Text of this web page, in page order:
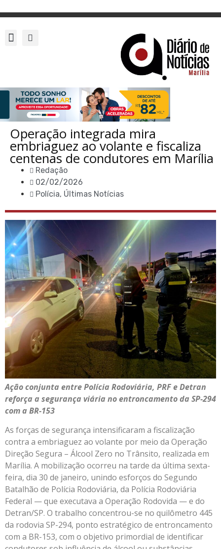
Operação integrada mira
embriaguez ao volante e fiscaliza
centenas de condutores em Marília
Redação
02/02/2026
Polícia, Últimas Notícias
Ação conjunta entre Polícia Rodoviária, PRF e Detran
reforça a segurança viária no entroncamento da SP-294
com a BR-153
As forças de segurança intensificaram a fiscalização
contra a embriaguez ao volante por meio da Operação
Direção Segura – Álcool Zero no Trânsito, realizada em
Marília. A mobilização ocorreu na tarde da última sexta-
feira, dia 30 de janeiro, unindo esforços do Segundo
Batalhão de Polícia Rodoviária, da Polícia Rodoviária
Federal — que executava a Operação Rodovida — e do
Detran/SP. O trabalho concentrou-se no quilômetro 445
da rodovia SP-294, ponto estratégico de entroncamento
com a BR-153, com o objetivo primordial de identificar